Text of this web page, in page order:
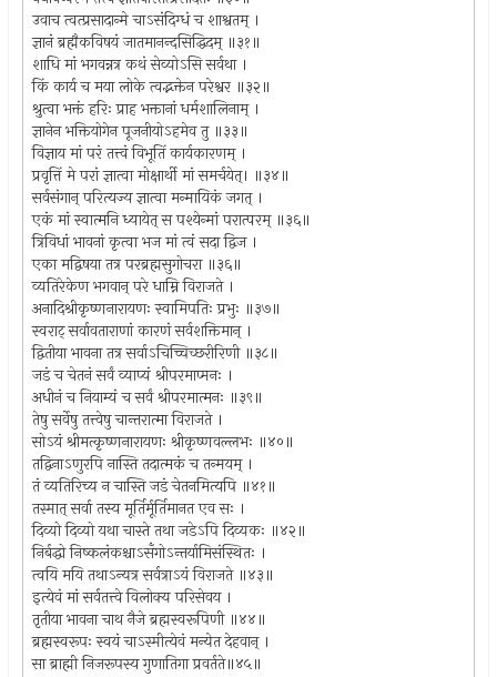
उवाच त्वत्प्रसादान्मे चाऽसंदिग्धं च शाश्वतम् ।
ज्ञानं ब्रह्मैकविषयं जातमानन्दसिद्धिदम् ॥३१॥
शाधि मां भगवन्नत्र कथं सेव्योऽसि सर्वथा ।
किं कार्य च मया लोके त्वद्भक्तेन परेश्वर ॥३२॥
श्रुत्वा भक्तं हरिः प्राह भक्तानां धर्मशालिनाम् ।
ज्ञानेन भक्तियोगेन पूजनीयोऽहमेव तु ॥३३॥
विज्ञाय मां परं तत्त्वं विभूतिं कार्यकारणम् ।
प्रवृत्तिं मे परां ज्ञात्वा मोक्षार्थी मां समर्चयेत्। ॥३४॥
सर्वसंगान् परित्यज्य ज्ञात्वा मन्मायिकं जगत् ।
एकं मां स्वात्मनि ध्यायेत् स पश्येन्मां परात्परम् ॥३६॥
त्रिविधां भावनां कृत्वा भज मां त्वं सदा द्विज ।
एका मद्विषया तत्र परब्रह्मसुगोचरा ॥३६॥
व्यतिरेकेण भगवान् परे धाम्नि विराजते ।
अनादिश्रीकृष्णनारायणः स्वामिपतिः प्रभुः ॥३७॥
स्वराट् सर्वावताराणां कारणं सर्वशक्तिमान् ।
द्वितीया भावना तत्र सर्वाऽचिच्चिच्छरीरिणी ॥३८॥
जडं च चेतनं सर्वं व्याप्यं श्रीपरमाप्मनः ।
अधीनं च नियाम्यं च सर्वं श्रीपरमात्मनः ॥३९॥
तेषु सर्वेषु तत्त्वेषु चान्तरात्मा विराजते ।
सोऽयं श्रीमत्कृष्णनारायणः श्रीकृष्णवल्लभः ॥४०॥
तद्विनाऽणुरपि नास्ति तदात्मकं च तन्मयम् ।
तं व्यतिरिच्य न चास्ति जडं चेतनमित्यपि ॥४१॥
तस्मात् सर्वा तस्य मूर्तिर्मूर्तिमानत एव सः ।
दिव्यो दिव्यो यथा चास्ते तथा जडेऽपि दिव्यकः ॥४२॥
निर्बद्धो निष्कलंकश्चाऽसँगोऽन्तर्यामिसंस्थितः ।
त्वयि मयि तथाऽन्यत्र सर्वत्राऽयं विराजते ॥४३॥
इत्येवं मां सर्वतत्त्वे विलोक्य परिसेवय ।
तृतीया भावना चाथ नैजे ब्रह्मस्वरूपिणी ॥४४॥
ब्रह्मस्वरूपः स्वयं चाऽस्मीत्येवं मन्येत देहवान् ।
सा ब्राह्मी निजरूपस्य गुणातिगा प्रवर्तते॥४५॥